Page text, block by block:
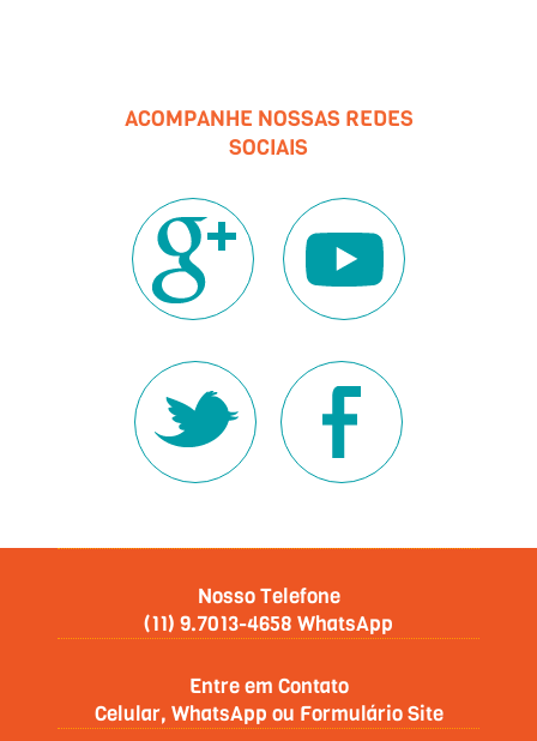
ACOMPANHE NOSSAS REDES
SOCIAIS
Nosso Telefone
(11) 9.7013-4658 WhatsApp
Entre em Contato
Celular, WhatsApp ou Formulário Site